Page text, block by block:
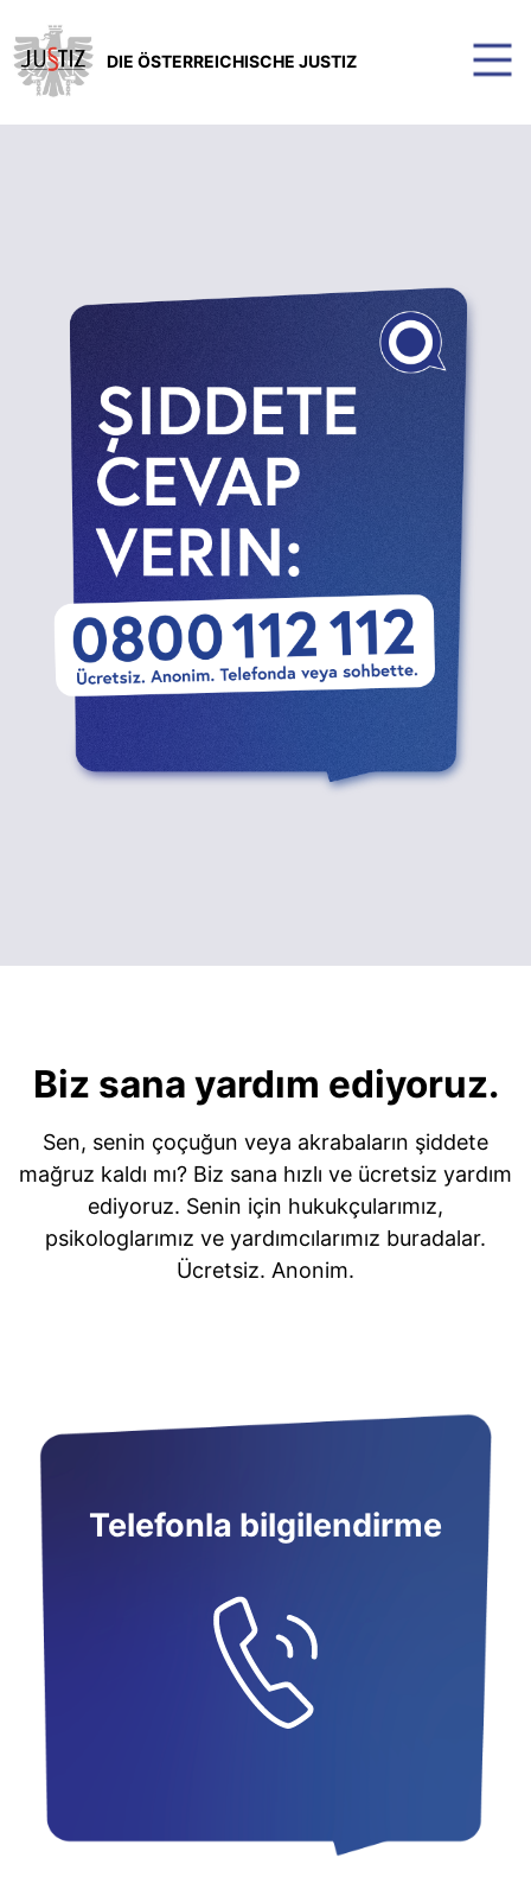
DIE ÖSTERREICHISCHE JUSTIZ
Biz sana yardım ediyoruz.
Sen, senin çoçuğun veya akrabaların şiddete
mağruz kaldı mı? Biz sana hızlı ve ücretsiz yardım
ediyoruz. Senin için hukukçularımız,
psikologlarımız ve yardımcılarımız buradalar.
Ücretsiz. Anonim.
Telefonla bilgilendirme